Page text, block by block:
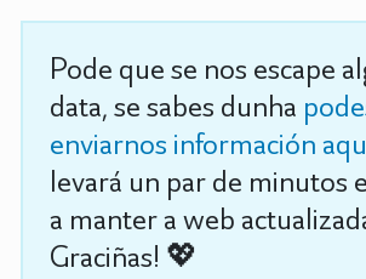
Pode que se nos escape
data, se sabes dunha
enviarnos información
levará un par de minutos
a manter a web
Graciñas! 💖